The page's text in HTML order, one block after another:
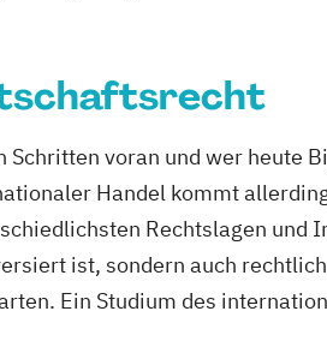
voran und wer heute
Handel kommt
Rechtslagen
ist, sondern auch
Ein Studium des